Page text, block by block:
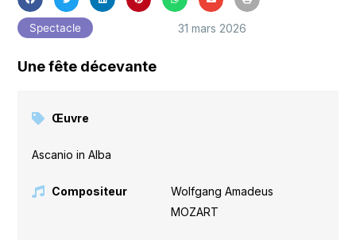
Spectacle 31 mars 2026
Une fête décevante
Œuvre
Ascanio in Alba
Compositeur
Wolfgang Amadeus
MOZART